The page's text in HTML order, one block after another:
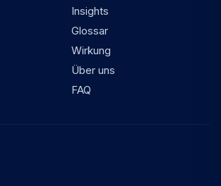
Insights
Glossar
Wirkung
Über uns
FAQ